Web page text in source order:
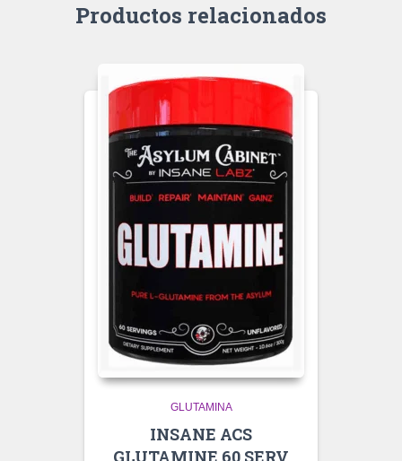
Productos relacionados
GLUTAMINA
INSANE ACS
GLUTAMINE 60 SERV